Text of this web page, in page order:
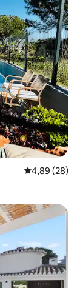
Priemerné
4,89 (28)